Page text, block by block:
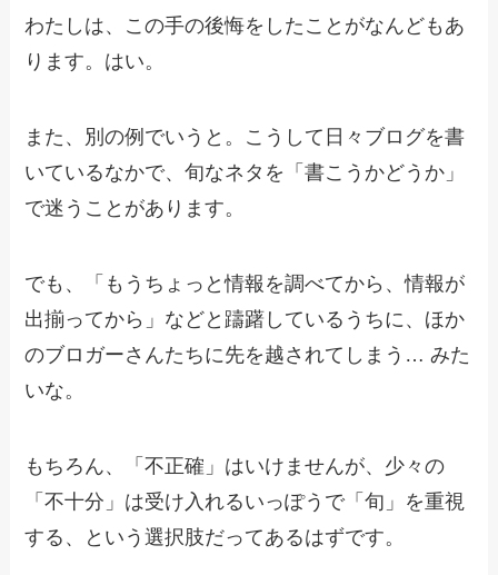
わたしは、この手の後悔をしたことがなんどもあ
ります。はい。
また、別の例でいうと。こうして日々ブログを書
いているなかで、旬なネタを「書こうかどうか」
で迷うことがあります。
でも、「もうちょっと情報を調べてから、情報が
出揃ってから」などと躊躇しているうちに、ほか
のブロガーさんたちに先を越されてしまう… みた
いな。
もちろん、「不正確」はいけませんが、少々の
「不十分」は受け入れるいっぽうで「旬」を重視
する、という選択肢だってあるはずです。